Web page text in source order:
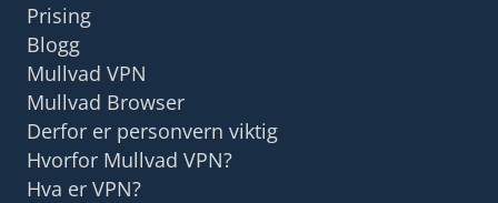
Prising
Blogg
Mullvad VPN
Mullvad Browser
Derfor er personvern viktig
Hvorfor Mullvad VPN?
Hva er VPN?